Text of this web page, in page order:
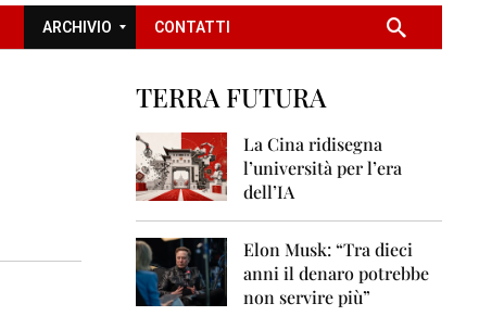
ARCHIVIO CONTATTI
TERRA FUTURA
La Cina ridisegna
l’università per l’era
dell’IA
Elon Musk: “Tra dieci
anni il denaro potrebbe
non servire più”